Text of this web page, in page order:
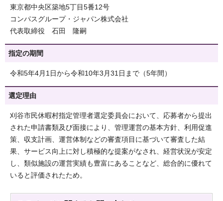
東京都中央区築地5丁目5番12号
コンパスグループ・ジャパン株式会社
代表取締役 石田 隆嗣
指定の期間
令和5年4月1日から令和10年3月31日まで（5年間）
選定理由
刈谷市民休暇村指定管理者選定委員会において、応募者から提出
された申請書類及び面接により、管理運営の基本方針、利用促進
策、収支計画、運営体制などの審査項目に基づいて審査した結
果、サービス向上に対し積極的な提案がなされ、経営状況が安定
し、類似施設の運営実績も豊富にあることなど、総合的に優れて
いると評価されたため。